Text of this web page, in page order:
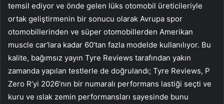
temsil ediyor ve önde gelen lüks otomobil üreticileriyle
ortak geliştirmenin bir sonucu olarak Avrupa spor
otomobillerinden ve süper otomobillerden Amerikan
muscle car’lara kadar 60’tan fazla modelde kullanılıyor. Bu
kalite, bağımsız yayın Tyre Reviews tarafından yakın
zamanda yapılan testlerle de doğrulandı; Tyre Reviews, P
Zero R’yi 2026’nın bir numaralı performans lastiği seçti ve
kuru ve ıslak zemin performansları sayesinde bunu